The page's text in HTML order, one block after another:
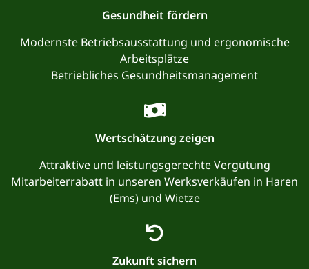
Gesundheit fördern
Modernste Betriebsausstattung und ergonomische
Arbeitsplätze
Betriebliches Gesundheitsmanagement
Wertschätzung zeigen
Attraktive und leistungsgerechte Vergütung
Mitarbeiterrabatt in unseren Werksverkäufen in Haren
(Ems) und Wietze
Zukunft sichern